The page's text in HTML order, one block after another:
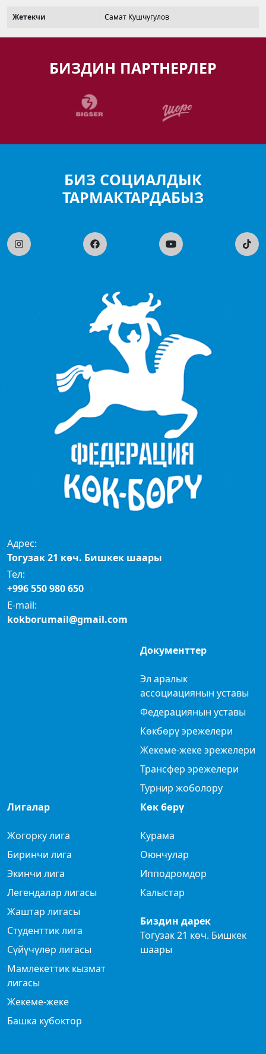
Жетекчи Самат Кушчугулов
БИЗДИН ПАРТНЕРЛЕР
БИЗ СОЦИАЛДЫК
ТАРМАКТАРДАБЫЗ
Адрес:
Тогузак 21 көч. Бишкек шаары
Тел:
+996 550 980 650
E-mail:
kokborumail@gmail.com
Документтер
Эл аралык
ассоциациянын уставы
Федерациянын уставы
Көкбөрү эрежелери
Жекеме-жеке эрежелери
Трансфер эрежелери
Турнир жоболору
Лигалар
Жогорку лига
Биринчи лига
Экинчи лига
Легендалар лигасы
Жаштар лигасы
Студенттик лига
Сүйүчүлөр лигасы
Мамлекеттик кызмат
лигасы
Жекеме-жеке
Башка кубоктор
Көк бөрү
Курама
Оюнчулар
Ипподромдор
Калыстар
Биздин дарек
Тогузак 21 көч. Бишкек
шаары